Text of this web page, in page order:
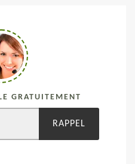
GRATUITEMENT